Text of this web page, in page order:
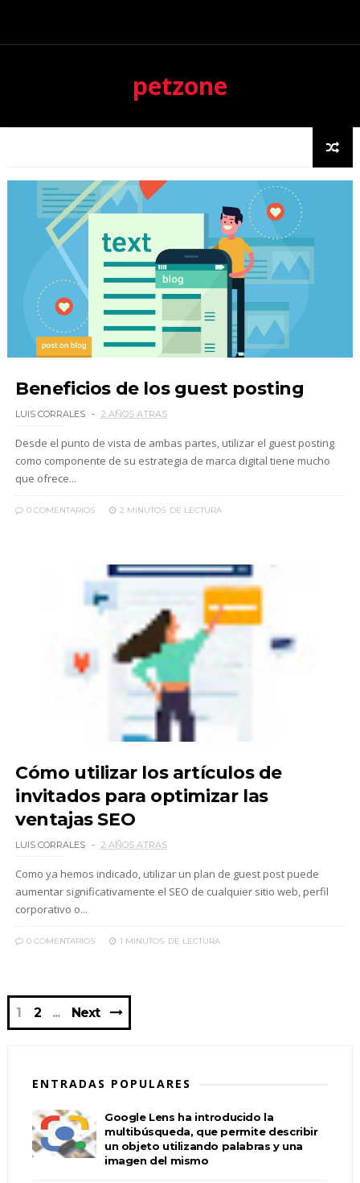
petzone
Beneficios de los guest posting
LUIS CORRALES 2 AÑOS ATRAS
Desde el punto de vista de ambas partes, utilizar el guest posting
como componente de su estrategia de marca digital tiene mucho
que ofrece...
0 COMENTARIOS 2 MINUTOS DE LECTURA
Cómo utilizar los artículos de
invitados para optimizar las
ventajas SEO
LUIS CORRALES 2 AÑOS ATRAS
Como ya hemos indicado, utilizar un plan de guest post puede
aumentar significativamente el SEO de cualquier sitio web, perfil
corporativo o...
0 COMENTARIOS 1 MINUTOS DE LECTURA
1 2 Next
ENTRADAS POPULARES
Google Lens ha introducido la
multibúsqueda, que permite describir
un objeto utilizando palabras y una
imagen del mismo